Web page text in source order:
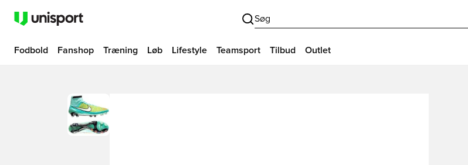
Søg
Fodbold Fanshop Træning Løb Lifestyle Teamsport Tilbud Outlet